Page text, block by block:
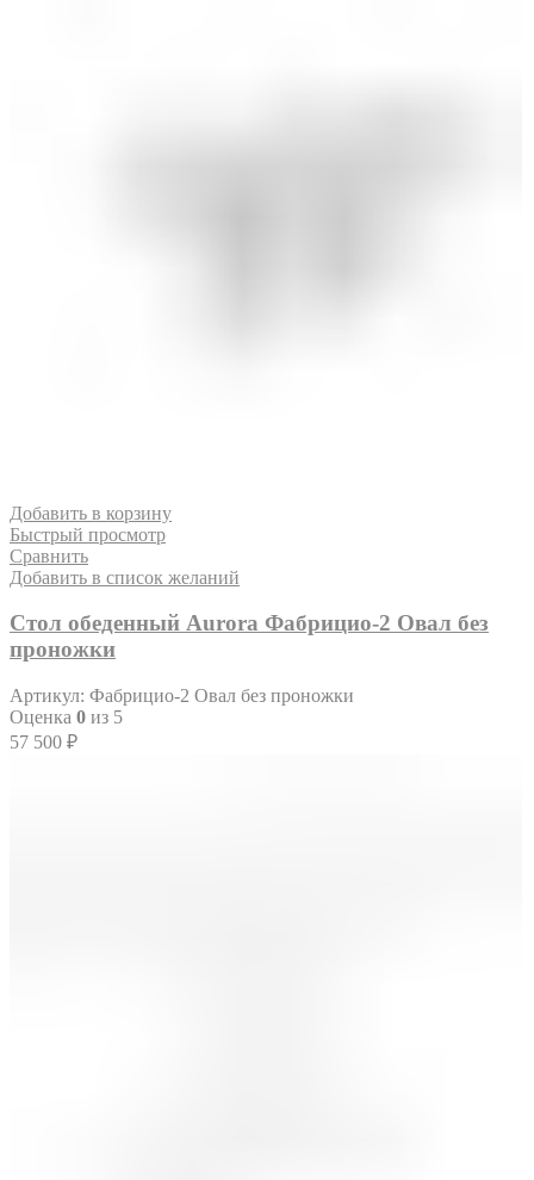
Добавить в корзину
Быстрый просмотр
Сравнить
Добавить в список желаний
Стол обеденный Aurora Фабрицио-2 Овал без
проножки
Артикул: Фабрицио-2 Овал без проножки
Оценка 0 из 5
57 500 ₽